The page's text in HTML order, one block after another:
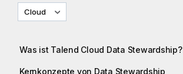
Cloud
Was ist Talend Cloud Data Stewardship?
Kernkonzepte von Data Stewardship